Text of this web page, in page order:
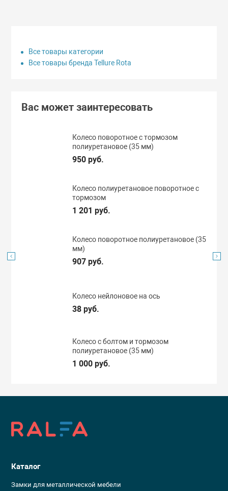
Все товары категории
Все товары бренда Tellure Rota
Вас может заинтересовать
Колесо поворотное с тормозом
полиуретановое (35 мм)
950 руб.
Колесо полиуретановое поворотное с
тормозом
1 201 руб.
Колесо поворотное полиуретановое (35
мм)
907 руб.
Колесо нейлоновое на ось
38 руб.
Колесо с болтом и тормозом
полиуретановое (35 мм)
1 000 руб.
Каталог
Замки для металлической мебели